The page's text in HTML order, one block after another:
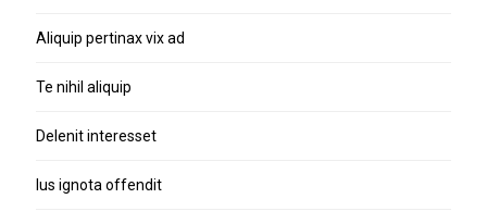
Aliquip pertinax vix ad
Te nihil aliquip
Delenit interesset
Ius ignota offendit